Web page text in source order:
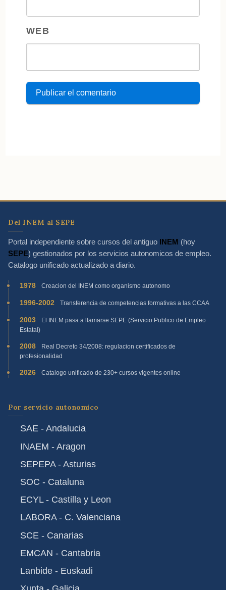
WEB
Del INEM al SEPE
Portal independiente sobre cursos del antiguo INEM (hoy
SEPE) gestionados por los servicios autonomicos de empleo.
Catalogo unificado actualizado a diario.
1978 Creacion del INEM como organismo autonomo
1996-2002 Transferencia de competencias formativas a las CCAA
2003
El INEM pasa a llamarse SEPE (Servicio Publico de Empleo
Estatal)
2008
Real Decreto 34/2008: regulacion certificados de
profesionalidad
2026 Catalogo unificado de 230+ cursos vigentes online
Por servicio autonomico
SAE - Andalucia
INAEM - Aragon
SEPEPA - Asturias
SOC - Cataluna
ECYL - Castilla y Leon
LABORA - C. Valenciana
SCE - Canarias
EMCAN - Cantabria
Lanbide - Euskadi